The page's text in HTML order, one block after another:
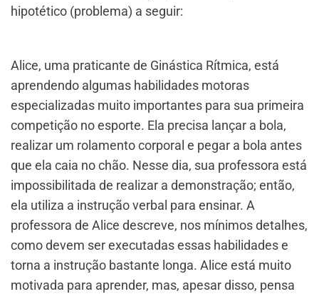
hipotético (problema) a seguir:
Alice, uma praticante de Ginástica Rítmica, está
aprendendo algumas habilidades motoras
especializadas muito importantes para sua primeira
competição no esporte. Ela precisa lançar a bola,
realizar um rolamento corporal e pegar a bola antes
que ela caia no chão. Nesse dia, sua professora está
impossibilitada de realizar a demonstração; então,
ela utiliza a instrução verbal para ensinar. A
professora de Alice descreve, nos mínimos detalhes,
como devem ser executadas essas habilidades e
torna a instrução bastante longa. Alice está muito
motivada para aprender, mas, apesar disso, pensa